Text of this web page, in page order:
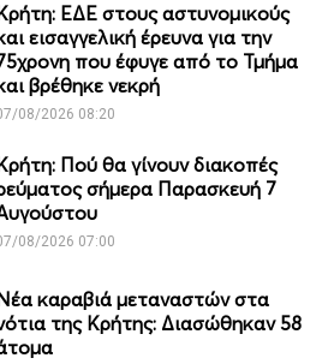
ΕΔΕ στους αστυνομικούς
εισαγγελική έρευνα για την
που έφυγε από το Τμήμα
βρέθηκε νεκρή
08/2026 08:20
Πού θα γίνουν διακοπές
σήμερα Παρασκευή 7
08/2026 07:00
καραβιά μεταναστών στα
της Κρήτης: Διασώθηκαν 58